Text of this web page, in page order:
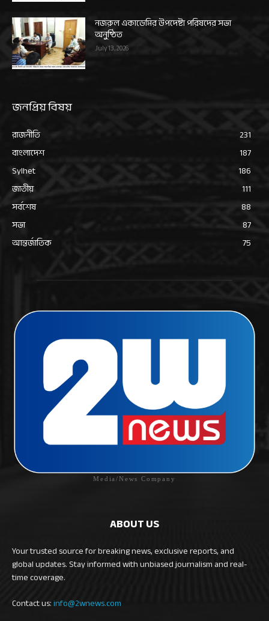
নজরুল একাডেমির উপদেষ্টা পরিষদের সভা
অনুষ্ঠিত
July 13, 2026
জনপ্রিয় বিষয়
রাজনীতি
231
বাংলাদেশ
187
Sylhet
186
জাতীয়
111
সর্বশেষ
88
সভা
87
আন্তর্জাতিক
75
Media/News Company
ABOUT US
Your trusted source for breaking news, exclusive reports, and
global updates. Stay informed with unbiased journalism and real-
time coverage.
Contact us:info@2wnews.com